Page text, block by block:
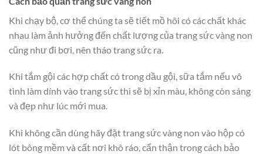
Khi chạy bộ, cơ thể chúng ta sẽ tiết mồ hôi có các chất khác
nhau làm ảnh hưởng đến chất lượng của trang sức vàng non
cũng như đi bơi, nên tháo trang sức ra.
Khi tắm gội các hợp chất có trong dầu gội, sữa tắm nếu vô
tình làm dính vào trang sức thì sẽ bị xỉn màu, không còn sáng
và đẹp như lúc mới mua.
Khi không cần dùng hãy đặt trang sức vàng non vào hộp có
lót bông mềm và cất nơi khô ráo, cẩn thận trong cách bảo